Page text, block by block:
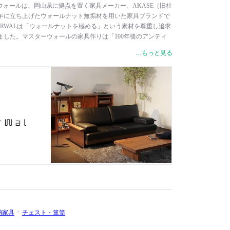
ォールは、岡山県に拠点を置く家具メーカー、AKASE（旧社
に立ち上げたウォールナット無垢材を用いた家具ブランドで
は「ウォールナットを極める」という素材を尊重し追求
した。マスターウォールの家具作りは「100年後のアンティ
着を持ってもらえるような家具づくりを目指しています。
文を受けてから木取りし、加工から梱包の工程まで一貫して
は、資材の捨てる部分を極力減らし、過剰な森林伐採を防
スターウォールの基本理念に基づくものです。長い年月を
々まで生かし、木のプロフェッショナルによるハンドワー
質の高い家具を作り続けています。
…もっと見る
家具 チェスト・箪笥